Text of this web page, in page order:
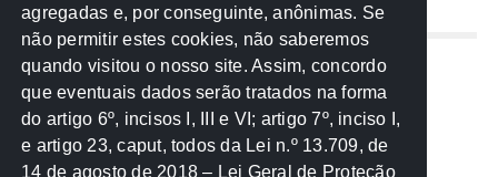
REDE NOS ESTADOS
Mato Grosso do Sul
Paraná
Nacional
agregadas e, por conseguinte, anônimas. Se
não permitir estes cookies, não saberemos
quando visitou o nosso site. Assim, concordo
que eventuais dados serão tratados na forma
do artigo 6º, incisos I, III e VI; artigo 7º, inciso I,
e artigo 23, caput, todos da Lei n.º 13.709, de
14 de agosto de 2018 – Lei Geral de Proteção